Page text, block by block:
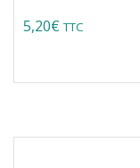
5,20€ TTC